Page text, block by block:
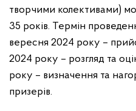
творчими колективами)
35 років. Термін
вересня 2024 року –
2024 року – розгляд та
року – визначення та
призерів.